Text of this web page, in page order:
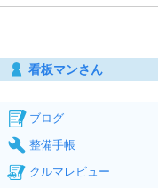
看板マンさん
ブログ
整備手帳
クルマレビュー